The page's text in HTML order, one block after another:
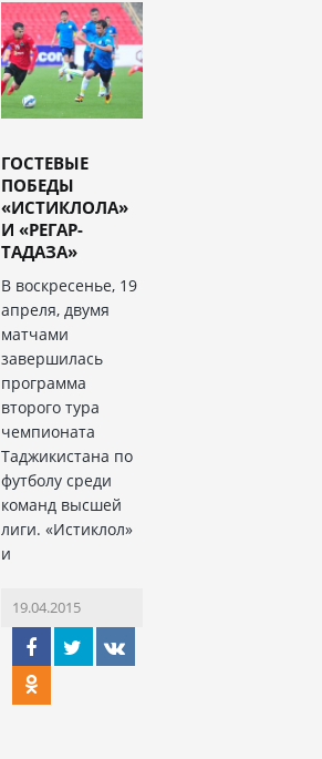
ГОСТЕВЫЕ
ПОБЕДЫ
«ИСТИКЛОЛА»
И «РЕГАР-
ТАДАЗА»
В воскресенье, 19
апреля, двумя
матчами
завершилась
программа
второго тура
чемпионата
Таджикистана по
футболу среди
команд высшей
лиги. «Истиклол»
и
19.04.2015